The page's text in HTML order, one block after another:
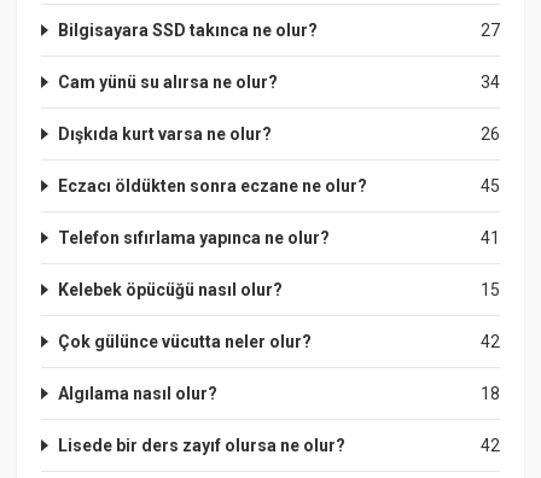
27
Bilgisayara SSD takınca ne olur?
34
Cam yünü su alırsa ne olur?
26
Dışkıda kurt varsa ne olur?
45
Eczacı öldükten sonra eczane ne olur?
41
Telefon sıfırlama yapınca ne olur?
15
Kelebek öpücüğü nasıl olur?
42
Çok gülünce vücutta neler olur?
18
Algılama nasıl olur?
42
Lisede bir ders zayıf olursa ne olur?